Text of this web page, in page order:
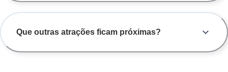
Que outras atrações ficam próximas?